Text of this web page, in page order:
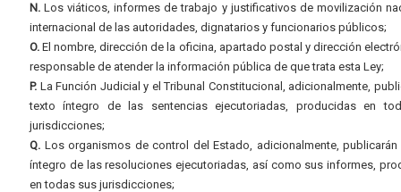
N. Los viáticos, informes de trabajo y justificativos de movilización
internacional de las autoridades, dignatarios y funcionarios públicos;
O. El nombre, dirección de la oficina, apartado postal y dirección
responsable de atender la información pública de que trata esta Ley;
P. La Función Judicial y el Tribunal Constitucional, adicionalmente,
texto íntegro de las sentencias ejecutoriadas, producidas en
jurisdicciones;
Q. Los organismos de control del Estado, adicionalmente, publicarán
íntegro de las resoluciones ejecutoriadas, así como sus informes,
en todas sus jurisdicciones;